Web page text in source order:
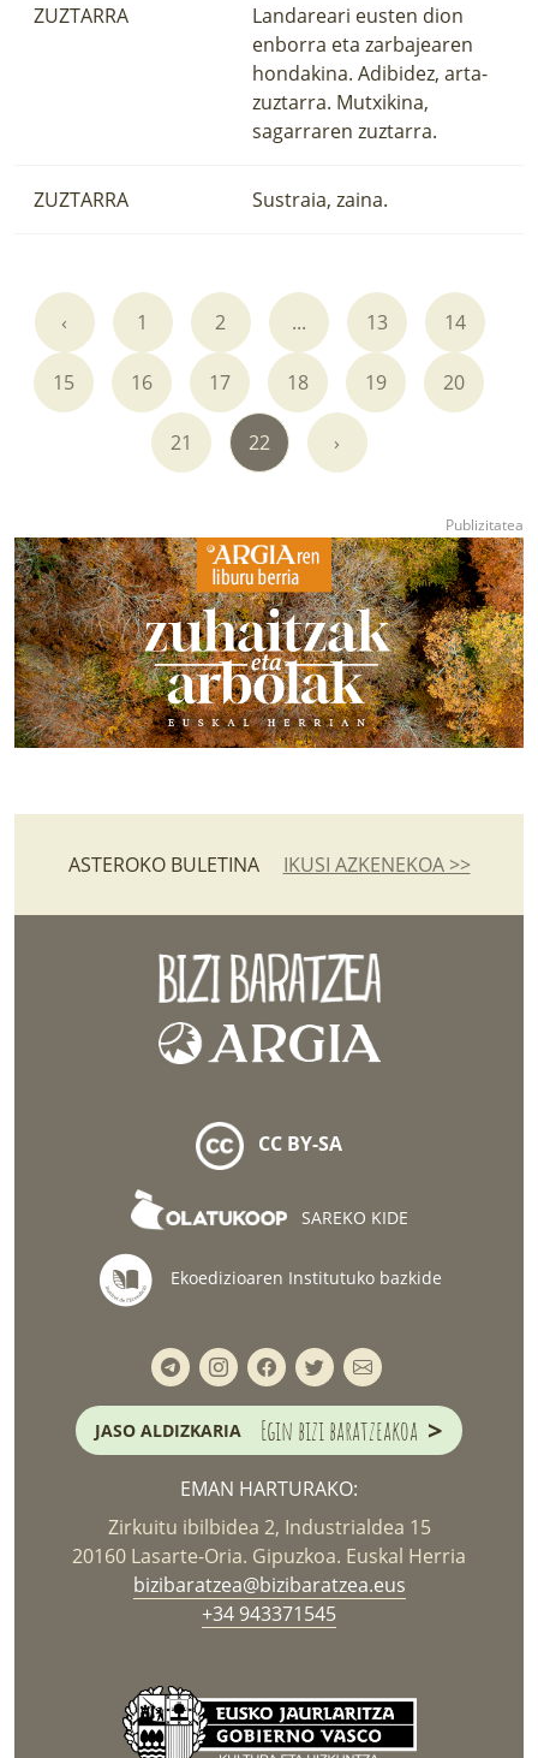
ZUZTARRA
Landareari eusten dion
enborra eta zarbajearen
hondakina. Adibidez, arta-
zuztarra. Mutxikina,
sagarraren zuztarra.
ZUZTARRA Sustraia, zaina.
‹ 1 2 ... 13 14
15 16 17 18 19 20
21 22 ›
ASTEROKO BULETINA IKUSI AZKENEKOA >>
CC BY-SA
SAREKO KIDE
Ekoedizioaren Institutuko bazkide
JASO ALDIZKARIA Egin bizi baratzeakoa >
EMAN HARTURAKO:
Zirkuitu ibilbidea 2, Industrialdea 15
20160 Lasarte-Oria. Gipuzkoa. Euskal Herria
bizibaratzea@bizibaratzea.eus
+34 943371545